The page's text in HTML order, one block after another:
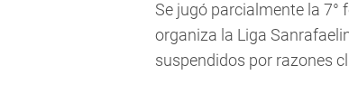
Se jugó parcialmente la 7°
organiza la Liga
suspendidos por razones